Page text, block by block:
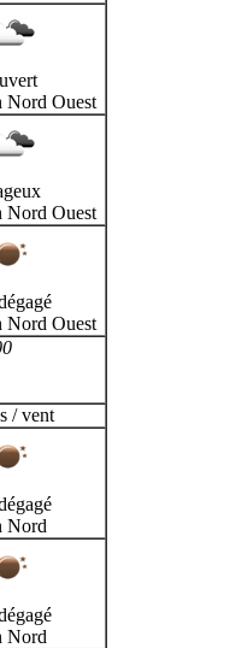
Nord Ouest
Nord Ouest
Nord Ouest
/ vent
Nord
Nord